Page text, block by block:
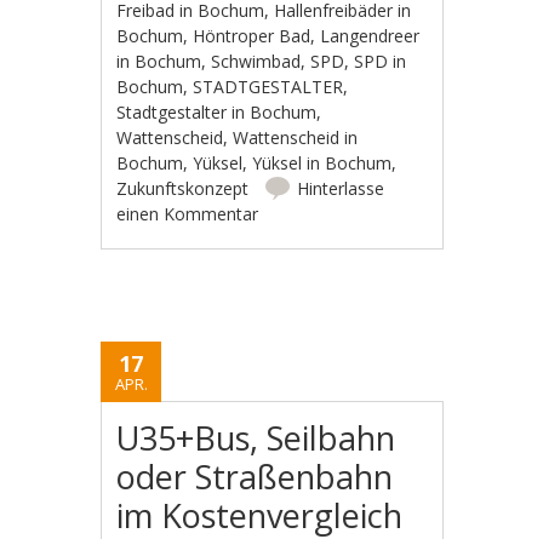
Freibad in Bochum, Hallenfreibäder in
Bochum, Höntroper Bad, Langendreer
in Bochum,Schwimbad,SPD,SPD in
Bochum,STADTGESTALTER,
Stadtgestalter in Bochum,
Wattenscheid,Wattenscheid in
Bochum,Yüksel,Yüksel in Bochum,
Zukunftskonzept
Hinterlasse
einen Kommentar
17
APR.
U35+Bus, Seilbahn
oder Straßenbahn
im Kostenvergleich